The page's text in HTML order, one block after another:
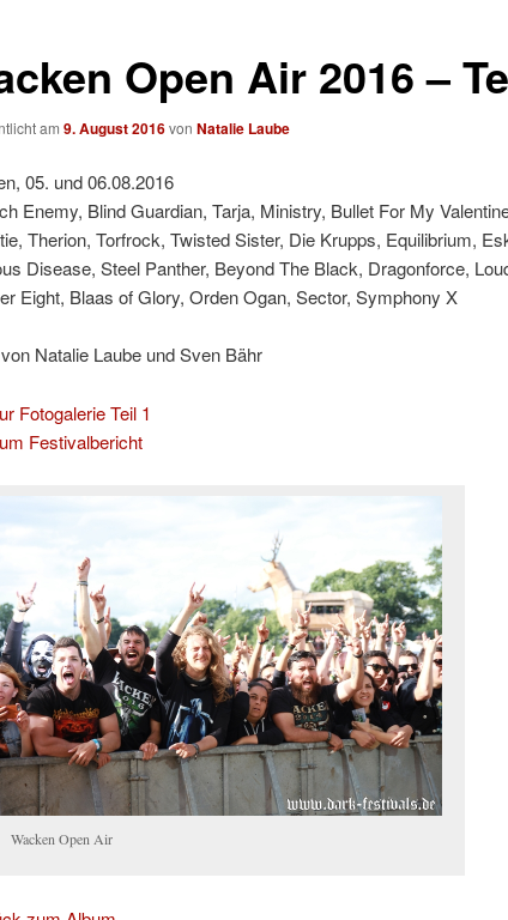
Open Air 2016 –
am 9. August 2016von Natalie Laube
05. und 06.08.2016
Enemy, Blind Guardian, Tarja, Ministry, Bullet For My
Therion, Torfrock, Twisted Sister, Die Krupps, Equilibrium,
Disease, Steel Panther, Beyond The Black, Dragonforce,
Eight, Blaas of Glory, Orden Ogan, Sector, Symphony X
Natalie Laube und Sven Bähr
Fotogalerie Teil 1
Festivalbericht
Wacken Open Air